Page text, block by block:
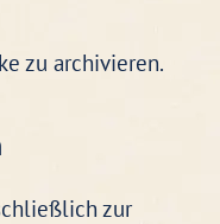
zu archivieren.
zur